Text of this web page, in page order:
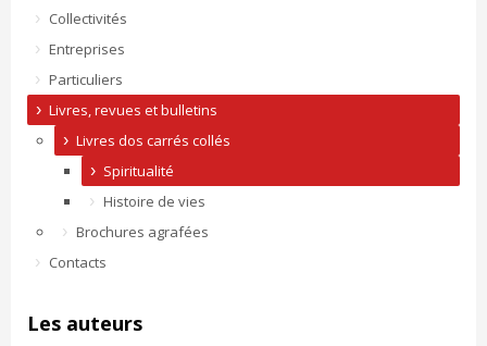
Collectivités
Entreprises
Particuliers
Livres, revues et bulletins
Livres dos carrés collés
Spiritualité
Histoire de vies
Brochures agrafées
Contacts
Les auteurs